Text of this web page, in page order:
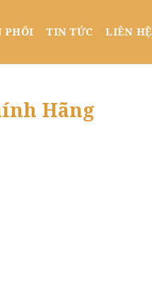
PHỐI TIN TỨC LIÊN HỆ
Hãng